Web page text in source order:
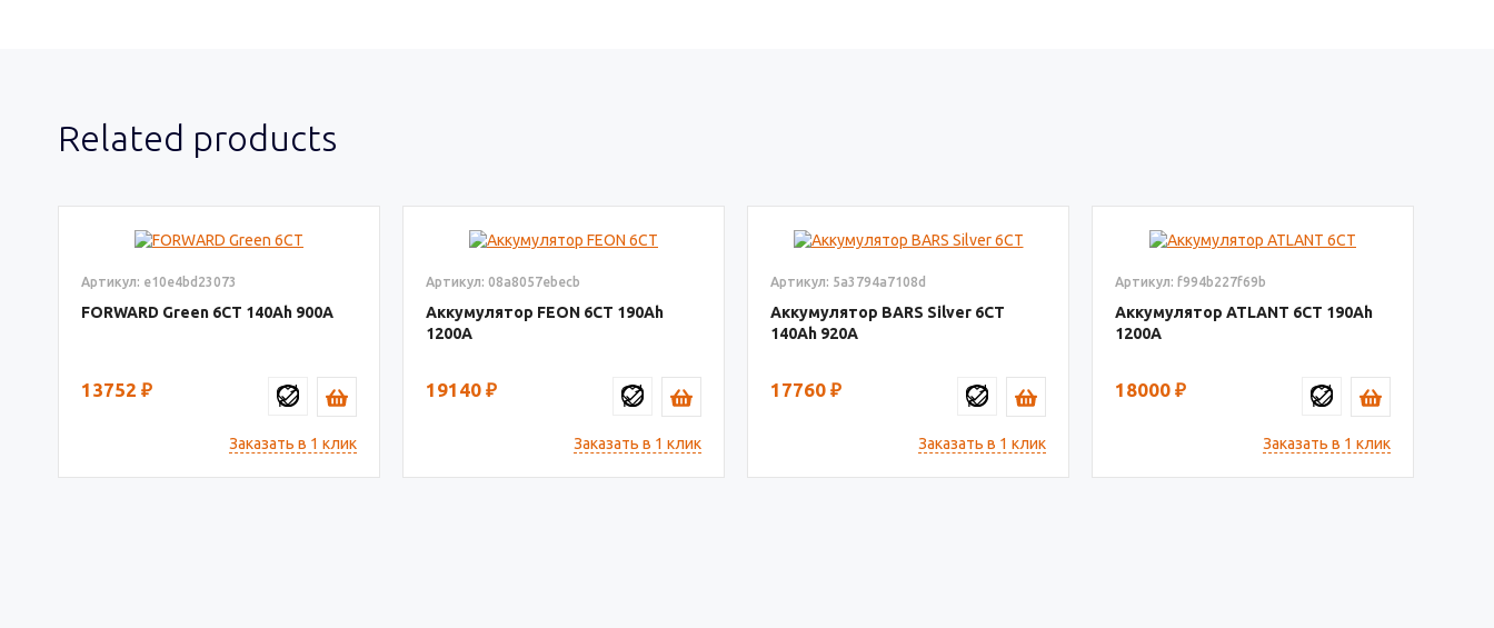
Related products
Артикул: e10e4bd23073
FORWARD Green 6СТ 140 900
13752 ₽
Заказать в 1 клик
Артикул: 08a8057ebecb
Аккумулятор FEON 6СТ 190
1200
19140 ₽
Заказать в 1 клик
Артикул: 5a3794a7108d
Аккумулятор BARS Silver 6CT
140
920
17760 ₽
Заказать в 1 клик
Артикул: f994b227f69b
Аккумулятор ATLANT 6СТ 190
1200
18000 ₽
Заказать в 1 клик